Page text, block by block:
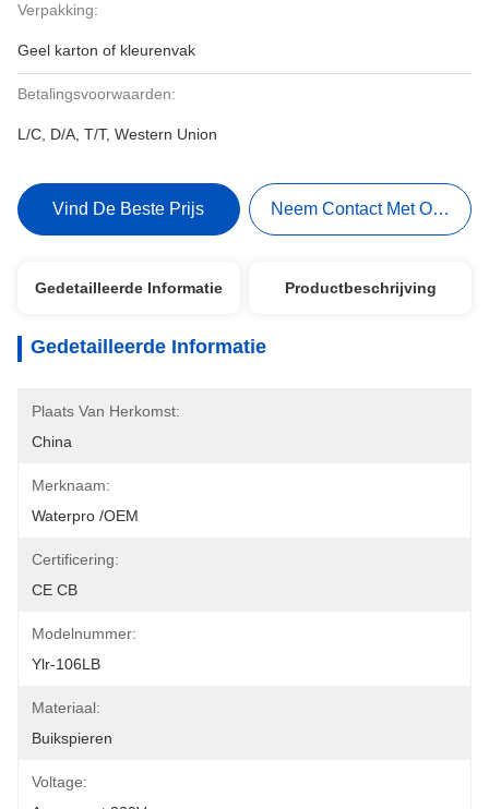
Verpakking:
Geel karton of kleurenvak
Betalingsvoorwaarden:
L/C, D/A, T/T, Western Union
Vind De Beste Prijs Neem Contact Met Ons Op
Gedetailleerde Informatie Productbeschrijving
Gedetailleerde Informatie
Plaats Van Herkomst:
China
Merknaam:
Waterpro /OEM
Certificering:
CE CB
Modelnummer:
Ylr-106LB
Materiaal:
Buikspieren
Voltage: